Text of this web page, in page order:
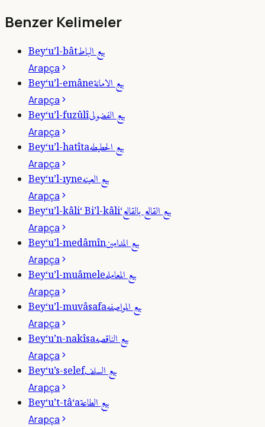
Benzer Kelimeler
Bey‘u’l-bâtبيع الباط
Arapça
Bey‘u’l-emâneبيع الامانة
Arapça
Bey‘u’l-fuzûlîبيع الفضولى
Arapça
Bey‘u’l-hatîtaبيع الحطيطه
Arapça
Bey‘u’l-ıyneبيع العينه
Arapça
Bey‘u’l-kâli‘ Bi’l-kâli‘بيع القالع بالقالع
Arapça
Bey‘u’l-medâmînبيع المدامين
Arapça
Bey‘u’l-muâmeleبيع المعامله
Arapça
Bey‘u’l-muvâsafaبيع المواصفه
Arapça
Bey‘u’n-nakîsaبيع الناقصه
Arapça
Bey‘u’s-selefبيع السلف
Arapça
Bey‘u’t-tâ‘aبيع الطاعة
Arapça